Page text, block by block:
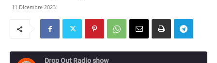
11 Dicembre 2023
Drop Out Radio show